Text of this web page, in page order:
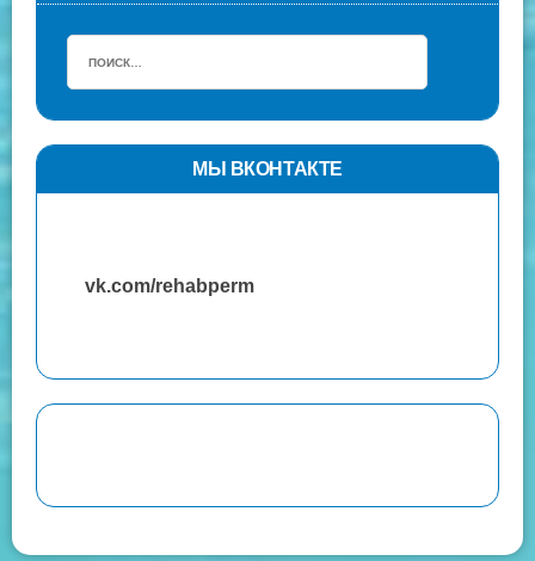
МЫ ВКОНТАКТЕ
vk.com/rehabperm